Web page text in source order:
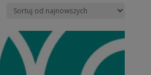
najnowszych